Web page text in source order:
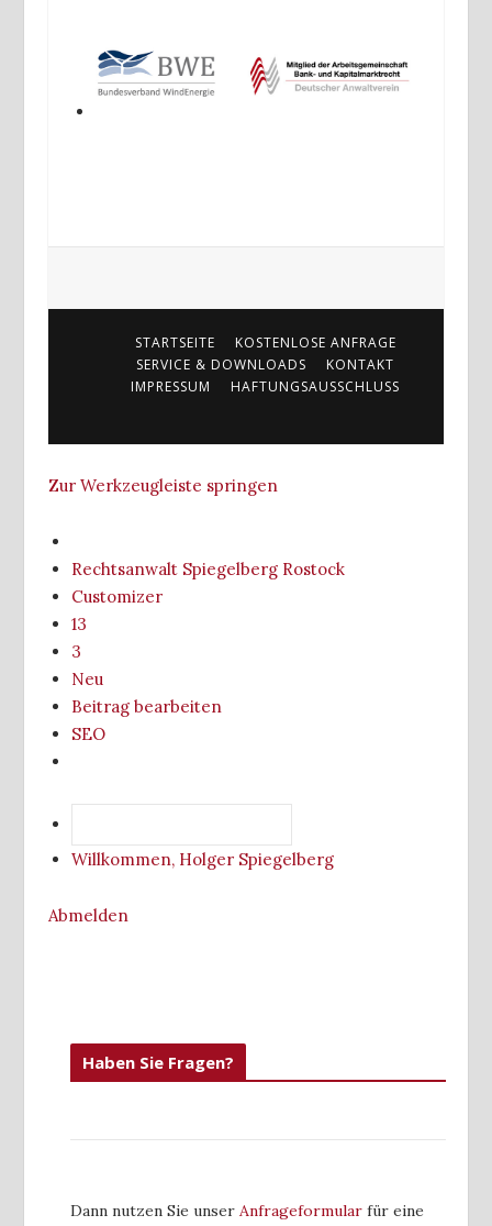
STARTSEITE
KOSTENLOSE ANFRAGE
SERVICE & DOWNLOADS
KONTAKT
IMPRESSUM
HAFTUNGSAUSSCHLUSS
Zur Werkzeugleiste springen
WordPress
Rechtsanwalt Spiegelberg Rostock
Customizer
13
Aktualisierungen,
1
Theme-
3
Kommentare
warten
auf
Neu
Beitrag bearbeiten
SEO
Willkommen, Holger Spiegelberg
Abmelden
Haben Sie Fragen?
Dann nutzen Sie unser Anfrageformular für eine